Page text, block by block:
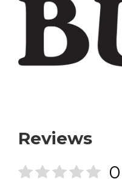
Reviews
0